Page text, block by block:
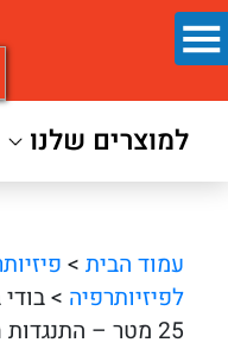
למוצרים שלנו
עמוד הבית >
לפיזיותרפיה >
25 מטר – התנגדות חזקה מאוד